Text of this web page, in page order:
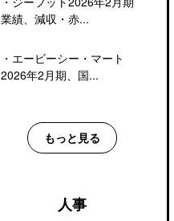
業績、減収・赤...
・ エービーシー・マート
2026年2月期、国...
もっと見る
人事